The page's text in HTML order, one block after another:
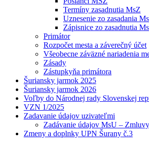
Termíny zasadnutia MsZ
Uznesenie zo zasadania
Zápisnice zo zasadnutia
Primátor
Rozpočet mesta a záverečný účet
Všeobecne záväzné nariadenia
Zásady
Zástupkyňa primátora
Šuriansky jarmok 2025
Šuriansky jarmok 2026
Voľby do Národnej rady Slovenskej
VZN 1/2025
Zadavanie údajov uzivateľmi
Zadávanie údajov MsU –
Zmeny a doplnky UPN Šurany č.3